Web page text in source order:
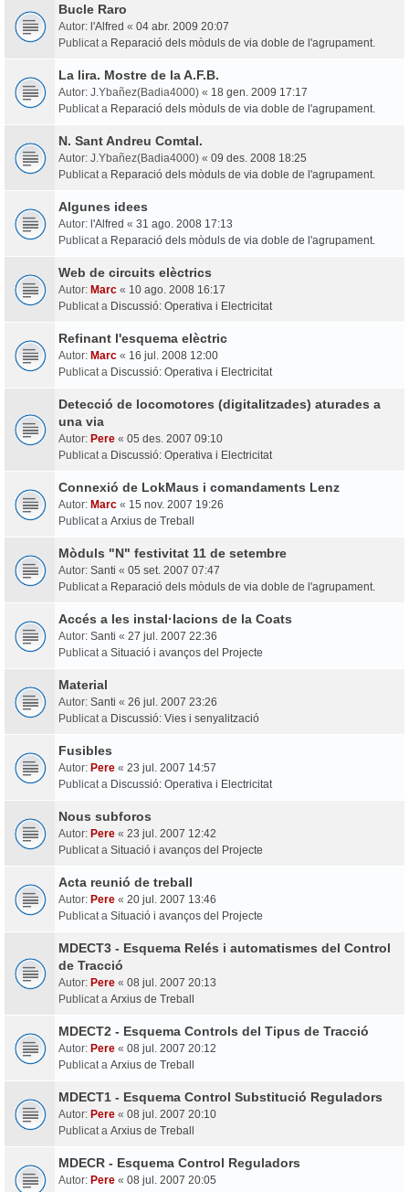
Bucle Raro
Autor: l'Alfred « 04 abr. 2009 20:07
Publicat a Reparació dels mòduls de via doble de l'agrupament.
La lira. Mostre de la A.F.B.
Autor: J.Ybañez(Badia4000) « 18 gen. 2009 17:17
Publicat a Reparació dels mòduls de via doble de l'agrupament.
N. Sant Andreu Comtal.
Autor: J.Ybañez(Badia4000) « 09 des. 2008 18:25
Publicat a Reparació dels mòduls de via doble de l'agrupament.
Algunes idees
Autor: l'Alfred « 31 ago. 2008 17:13
Publicat a Reparació dels mòduls de via doble de l'agrupament.
Web de circuits elèctrics
Autor: Marc « 10 ago. 2008 16:17
Publicat a Discussió: Operativa i Electricitat
Refinant l'esquema elèctric
Autor: Marc « 16 jul. 2008 12:00
Publicat a Discussió: Operativa i Electricitat
Detecció de locomotores (digitalitzades) aturades a
una via
Autor: Pere « 05 des. 2007 09:10
Publicat a Discussió: Operativa i Electricitat
Connexió de LokMaus i comandaments Lenz
Autor: Marc « 15 nov. 2007 19:26
Publicat a Arxius de Treball
Mòduls "N" festivitat 11 de setembre
Autor: Santi « 05 set. 2007 07:47
Publicat a Reparació dels mòduls de via doble de l'agrupament.
Accés a les instal·lacions de la Coats
Autor: Santi « 27 jul. 2007 22:36
Publicat a Situació i avanços del Projecte
Material
Autor: Santi « 26 jul. 2007 23:26
Publicat a Discussió: Vies i senyalització
Fusibles
Autor: Pere « 23 jul. 2007 14:57
Publicat a Discussió: Operativa i Electricitat
Nous subforos
Autor: Pere « 23 jul. 2007 12:42
Publicat a Situació i avanços del Projecte
Acta reunió de treball
Autor: Pere « 20 jul. 2007 13:46
Publicat a Situació i avanços del Projecte
MDECT3 - Esquema Relés i automatismes del Control
de Tracció
Autor: Pere « 08 jul. 2007 20:13
Publicat a Arxius de Treball
MDECT2 - Esquema Controls del Tipus de Tracció
Autor: Pere « 08 jul. 2007 20:12
Publicat a Arxius de Treball
MDECT1 - Esquema Control Substitució Reguladors
Autor: Pere « 08 jul. 2007 20:10
Publicat a Arxius de Treball
MDECR - Esquema Control Reguladors
Autor: Pere « 08 jul. 2007 20:05